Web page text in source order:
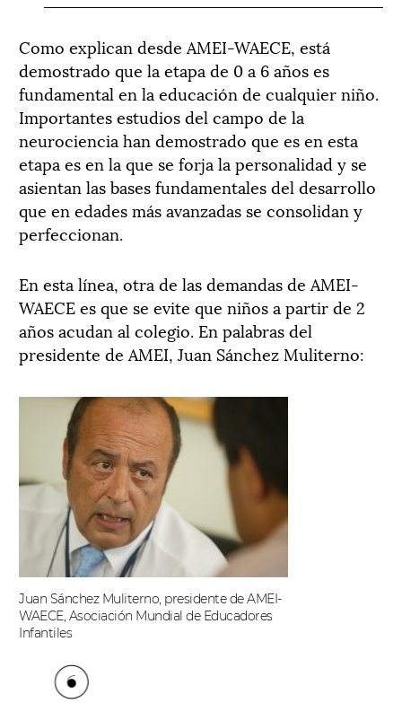
Como explican desde AMEI-WAECE, está
demostrado que la etapa de 0 a 6 años es
fundamental en la educación de cualquier niño.
Importantes estudios del campo de la
neurociencia han demostrado que es en esta
etapa es en la que se forja la personalidad y se
asientan las bases fundamentales del desarrollo
que en edades más avanzadas se consolidan y
perfeccionan.
En esta línea, otra de las demandas de AMEI-
WAECE es que se evite que niños a partir de 2
años acudan al colegio. En palabras del
presidente de AMEI, Juan Sánchez Muliterno:
Juan Sánchez Muliterno, presidente de AMEI-
WAECE, Asociación Mundial de Educadores
Infantiles